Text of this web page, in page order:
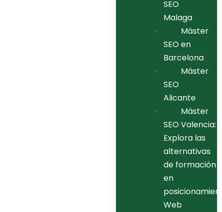
SEO
Malaga
Máster
SEO en
Barcelona
Máster
SEO
Alicante
Máster
SEO Valencia:
Explora las
alternativas
de formación
en
Web